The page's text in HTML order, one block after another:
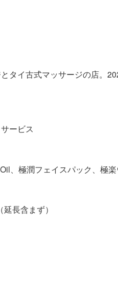
タイ古式マッサージの店。
ービス
、極潤フェイスパック、極
長含まず）